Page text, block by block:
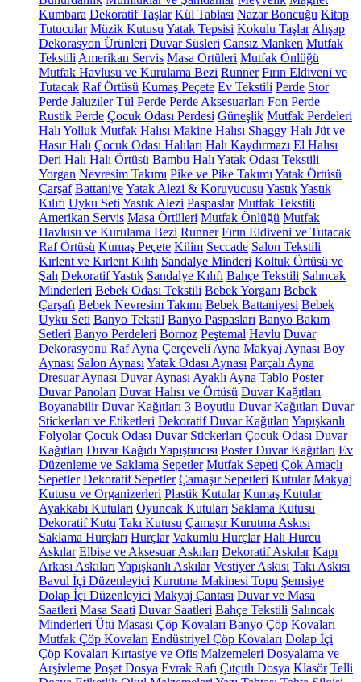
Kumbara Dekoratif Taşlar Kül Tablası Nazar Boncuğu Kitap
Tutucular Müzik Kutusu Yatak Tepsisi Kokulu Taşlar Ahşap
Dekorasyon Ürünleri Duvar Süsleri Cansız Manken Mutfak
Tekstili Amerikan Servis Masa Örtüleri Mutfak Önlüğü
Mutfak Havlusu ve Kurulama Bezi Runner Fırın Eldiveni ve
Tutacak Raf Örtüsü Kumaş Peçete Ev Tekstili Perde Stor
Perde Jaluziler Tül Perde Perde Aksesuarları Fon Perde
Rustik Perde Çocuk Odası Perdesi Güneşlik Mutfak Perdeleri
Halı Yolluk Mutfak Halısı Makine Halısı Shaggy Halı Jüt ve
Hasır Halı Çocuk Odası Halıları Halı Kaydırmazı El Halısı
Deri Halı Halı Örtüsü Bambu Halı Yatak Odası Tekstili
Yorgan Nevresim Takımı Pike ve Pike Takımı Yatak Örtüsü
Çarşaf BattaniyeYatak Alezi & Koruyucusu YastıkYastık
Kılıfı Uyku Seti Yastık Alezi Paspaslar Mutfak Tekstili
Amerikan Servis Masa Örtüleri Mutfak Önlüğü Mutfak
Havlusu ve Kurulama Bezi Runner Fırın Eldiveni ve Tutacak
Raf Örtüsü Kumaş Peçete Kilim Seccade Salon Tekstili
Kırlent ve Kırlent Kılıfı Sandalye Minderi Koltuk Örtüsü ve
Şalı Dekoratif Yastık Sandalye Kılıfı Bahçe Tekstili Salıncak
Minderleri Bebek Odası Tekstili Bebek Yorganı Bebek
Çarşafı Bebek Nevresim Takımı Bebek Battaniyesi Bebek
Uyku Seti Banyo Tekstil Banyo Paspasları Banyo Bakım
Setleri Banyo Perdeleri Bornoz Peştemal Havlu Duvar
Dekorasyonu Raf Ayna Çerçeveli Ayna Makyaj Aynası Boy
Aynası Salon Aynası Yatak Odası Aynası Parçalı Ayna
Dresuar Aynası Duvar Aynası Ayaklı Ayna Tablo Poster
Duvar Panoları Duvar Halısı ve Örtüsü Duvar Kağıtları
Boyanabilir Duvar Kağıtları 3 Boyutlu Duvar Kağıtları Duvar
Stickerları ve Etiketleri Dekoratif Duvar Kağıtları Yapışkanlı
Folyolar Çocuk Odası Duvar Stickerları Çocuk Odası Duvar
Kağıtları Duvar Kağıdı Yapıştırıcısı Poster Duvar Kağıtları Ev
Düzenleme ve Saklama Sepetler Mutfak Sepeti Çok Amaçlı
Sepetler Dekoratif Sepetler Çamaşır Sepetleri Kutular Makyaj
Kutusu ve Organizerleri Plastik Kutular Kumaş Kutular
Ayakkabı Kutuları Oyuncak Kutuları Saklama Kutusu
Dekoratif Kutu Takı Kutusu Çamaşır Kurutma Askısı
Saklama Hurçları Hurçlar Vakumlu Hurçlar Halı Hurcu
Askılar Elbise ve Aksesuar Askıları Dekoratif Askılar Kapı
Arkası Askıları Yapışkanlı Askılar Vestiyer Askısı Takı Askısı
Bavul İçi Düzenleyici Kurutma Makinesi Topu Şemsiye
Dolap İçi Düzenleyici Makyaj Çantası Duvar ve Masa
Saatleri Masa Saati Duvar Saatleri Bahçe Tekstili Salıncak
Minderleri Ütü Masası Çöp Kovaları Banyo Çöp Kovaları
Mutfak Çöp Kovaları Endüstriyel Çöp Kovaları Dolap İçi
Çöp Kovaları Kırtasiye ve Ofis Malzemeleri Dosyalama ve
Arşivleme Poşet Dosya Evrak Rafı Çıtçıtlı Dosya Klasör Telli